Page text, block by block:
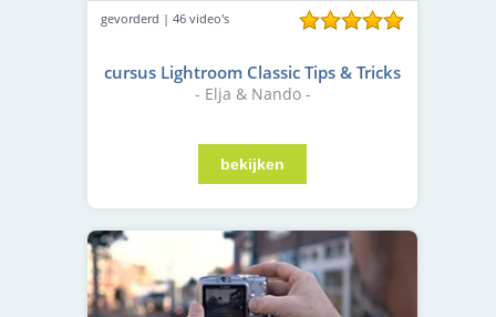
gevorderd | 46 video's
cursus Lightroom Classic Tips & Tricks
- Elja & Nando -